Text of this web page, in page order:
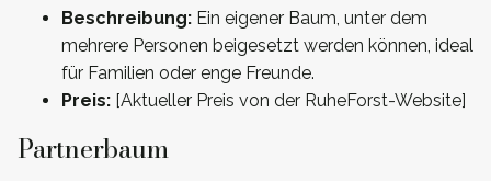
Beschreibung: Ein eigener Baum, unter dem
mehrere Personen beigesetzt werden können, ideal
für Familien oder enge Freunde.
Preis: [Aktueller Preis von der RuheForst-Website]
Partnerbaum